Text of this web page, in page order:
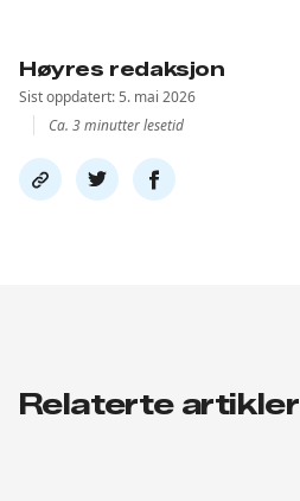
Høyres redaksjon
Sist oppdatert: 5. mai 2026
Ca. 3 minutter lesetid
Del
link
Del
på
Del
på
Relaterte artikler